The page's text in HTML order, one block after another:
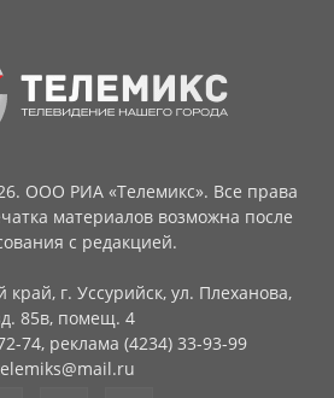
ООО РИА «Телемикс». Все права
материалов возможна после
с редакцией.
г. Уссурийск, ул. Плеханова,
85в, помещ. 4
74, реклама (4234) 33-93-99